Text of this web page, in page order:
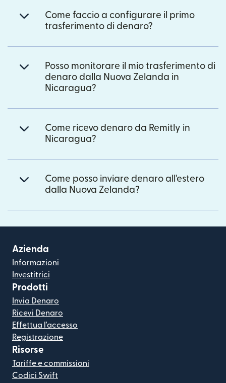
Come faccio a configurare il primo
trasferimento di denaro?
Posso monitorare il mio trasferimento di
denaro dalla Nuova Zelanda in
Nicaragua?
Come ricevo denaro da Remitly in
Nicaragua?
Come posso inviare denaro all'estero
dalla Nuova Zelanda?
Azienda
Informazioni
Investitrici
Prodotti
Invia Denaro
Ricevi Denaro
Effettua l'accesso
Registrazione
Risorse
Tariffe e commissioni
Codici Swift